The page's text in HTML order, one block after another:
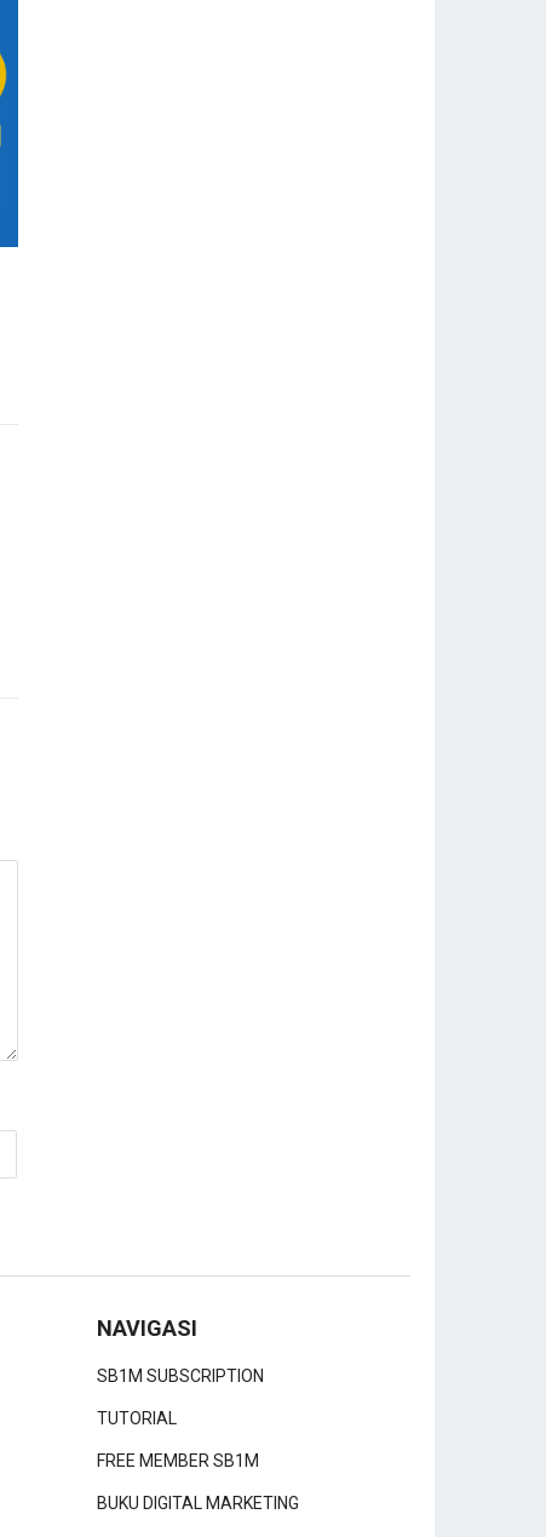
NAVIGASI
SB1M SUBSCRIPTION
TUTORIAL
FREE MEMBER SB1M
BUKU DIGITAL MARKETING